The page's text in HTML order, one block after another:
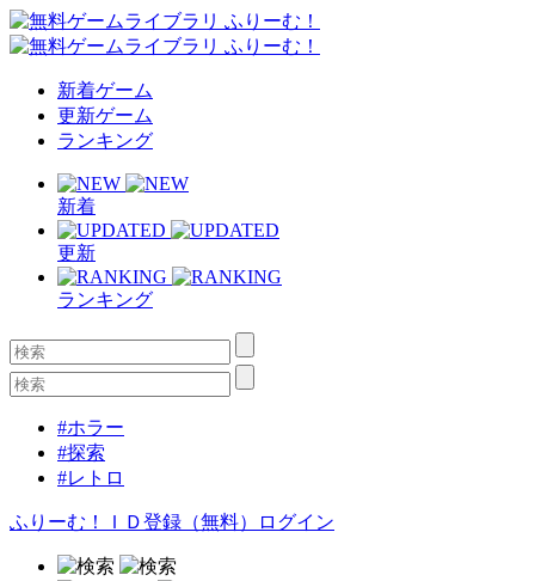
新着ゲーム
更新ゲーム
ランキング
新着
更新
ランキング
#ホラー
#探索
#レトロ
ふりーむ！ＩＤ登録（無料） ログイン